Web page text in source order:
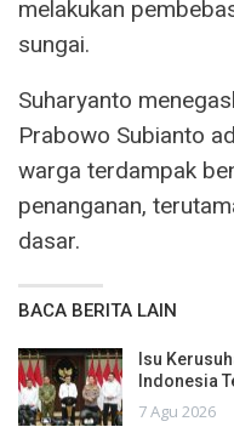
melakukan
sungai.
Suharyanto
Prabowo Subianto
warga terdampak
penanganan,
dasar.
BACA BERITA LAIN
Isu
Indonesia
7 Agu 2026